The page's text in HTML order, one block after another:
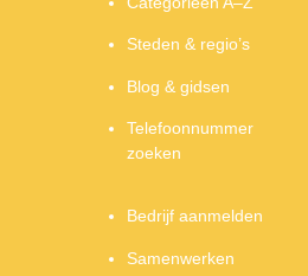
Steden & regio’s
Blog & gidsen
Telefoonnummer
zoeken
Bedrijf aanmelden
Samenwerken